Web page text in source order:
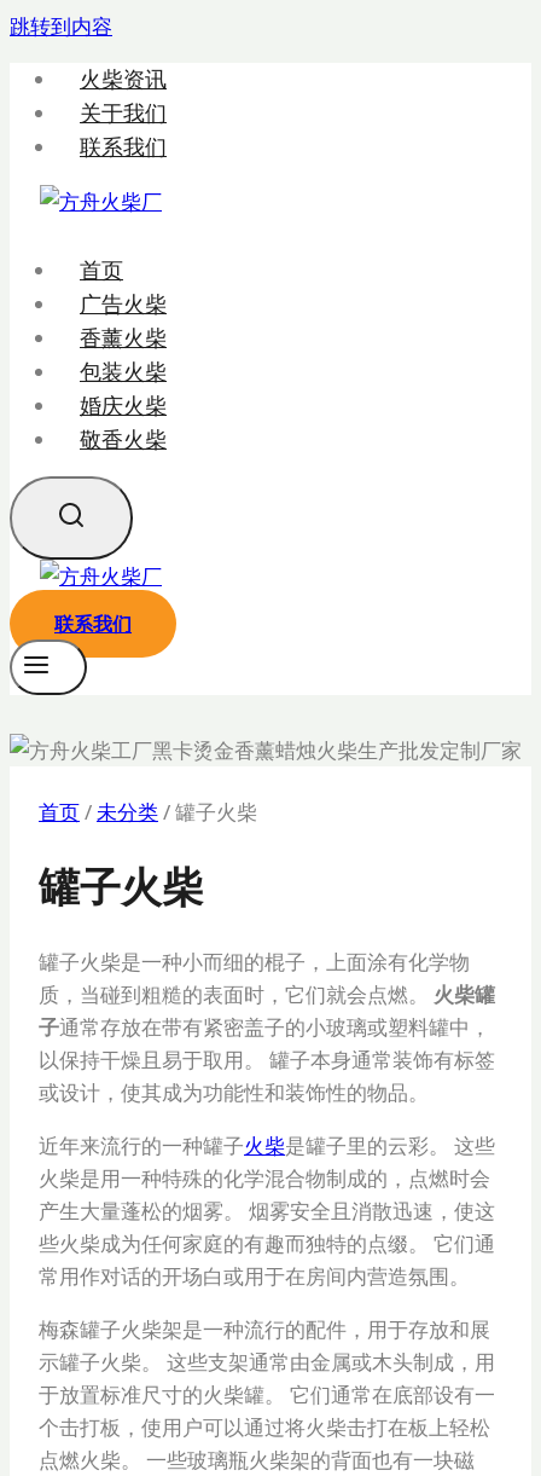
跳转到内容
火柴资讯
关于我们
联系我们
首页
广告火柴
香薰火柴
包装火柴
婚庆火柴
敬香火柴
联系我们
首页/未分类/罐子火柴
罐子火柴
罐子火柴是一种小而细的棍子，上面涂有化学物
质，当碰到粗糙的表面时，它们就会点燃。 火柴罐
子通常存放在带有紧密盖子的小玻璃或塑料罐中，
以保持干燥且易于取用。 罐子本身通常装饰有标签
或设计，使其成为功能性和装饰性的物品。
近年来流行的一种罐子火柴是罐子里的云彩。 这些
火柴是用一种特殊的化学混合物制成的，点燃时会
产生大量蓬松的烟雾。 烟雾安全且消散迅速，使这
些火柴成为任何家庭的有趣而独特的点缀。 它们通
常用作对话的开场白或用于在房间内营造氛围。
梅森罐子火柴架是一种流行的配件，用于存放和展
示罐子火柴。 这些支架通常由金属或木头制成，用
于放置标准尺寸的火柴罐。 它们通常在底部设有一
个击打板，使用户可以通过将火柴击打在板上轻松
点燃火柴。 一些玻璃瓶火柴架的背面也有一块磁